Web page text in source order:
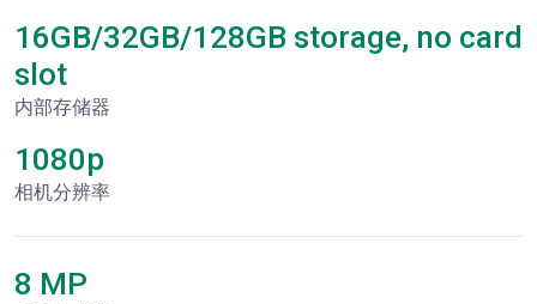
16GB/32GB/128GB storage, no card
slot
内部存储器
1080p
相机分辨率
8 MP